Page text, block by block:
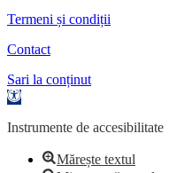
Termeni și condiții
Contact
Sari la conținut
Deschide
de
Instrumente de accesibilitate
Mărește textul